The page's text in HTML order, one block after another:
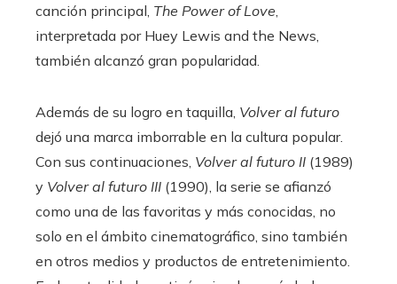
canción principal, The Power of Love
interpretada por Huey Lewis and the News,
también alcanzó gran popularidad.
Además de su logro en taquilla, Volver al futuro
dejó una marca imborrable en la cultura popular.
Con sus continuaciones, Volver al futuro II (1989)
y Volver al futuro III (1990), la serie se afianzó
como una de las favoritas y más conocidas, no
solo en el ámbito cinematográfico, sino también
en otros medios y productos de entretenimiento.